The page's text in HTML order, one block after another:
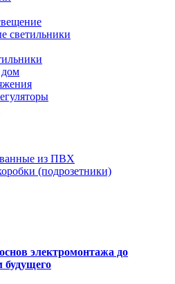
светильники
из ПВХ
(подрозетники)
электромонтажа до
будущего